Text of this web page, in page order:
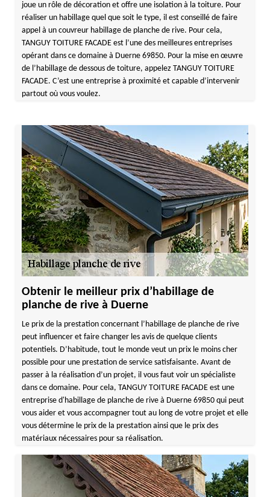
joue un rôle de décoration et offre une isolation à la toiture. Pour
réaliser un habillage quel que soit le type, il est conseillé de faire
appel à un couvreur habillage de planche de rive. Pour cela,
TANGUY TOITURE FACADE est l’une des meilleures entreprises
opérant dans ce domaine à Duerne 69850. Pour la mise en œuvre
de l’habillage de dessous de toiture, appelez TANGUY TOITURE
FACADE. C’est une entreprise à proximité et capable d’intervenir
partout où vous voulez.
Obtenir le meilleur prix d’habillage de
planche de rive à Duerne
Le prix de la prestation concernant l’habillage de planche de rive
peut influencer et faire changer les avis de quelque clients
potentiels. D’habitude, tout le monde veut un prix le moins cher
possible pour une prestation de service satisfaisante. Avant de
passer à la réalisation d’un projet, il vous faut voir un spécialiste
dans ce domaine. Pour cela, TANGUY TOITURE FACADE est une
entreprise d'habillage de planche de rive à Duerne 69850 qui peut
vous aider et vous accompagner tout au long de votre projet et elle
vous détermine le prix de la prestation ainsi que le prix des
matériaux nécessaires pour sa réalisation.